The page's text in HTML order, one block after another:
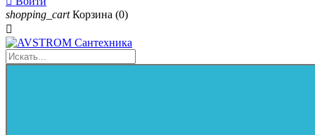
shopping_cart Корзина (0)
